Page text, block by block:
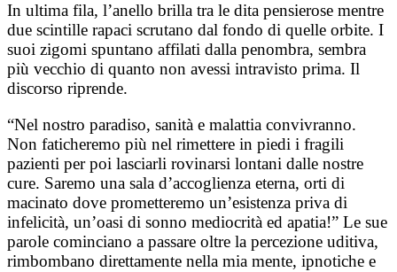
In ultima fila, l’anello brilla tra le dita pensierose mentre
due scintille rapaci scrutano dal fondo di quelle orbite. I
suoi zigomi spuntano affilati dalla penombra, sembra
più vecchio di quanto non avessi intravisto prima. Il
discorso riprende.
“Nel nostro paradiso, sanità e malattia convivranno.
Non faticheremo più nel rimettere in piedi i fragili
pazienti per poi lasciarli rovinarsi lontani dalle nostre
cure. Saremo una sala d’accoglienza eterna, orti di
macinato dove prometteremo un’esistenza priva di
infelicità, un’oasi di sonno mediocrità ed apatia!” Le sue
parole cominciano a passare oltre la percezione uditiva,
rimbombano direttamente nella mia mente, ipnotiche e